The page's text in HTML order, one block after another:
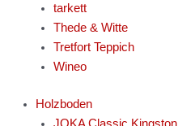
tarkett
Thede & Witte
Tretfort Teppich
Wineo
Holzboden
JOKA Classic Kingston